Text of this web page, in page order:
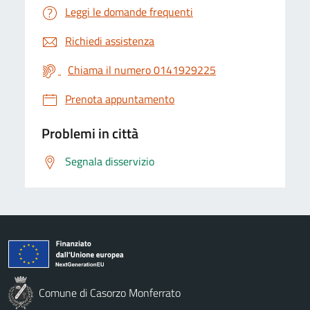
Leggi le domande frequenti
Richiedi assistenza
Chiama il numero 0141929225
Prenota appuntamento
Problemi in città
Segnala disservizio
Comune di Casorzo Monferrato